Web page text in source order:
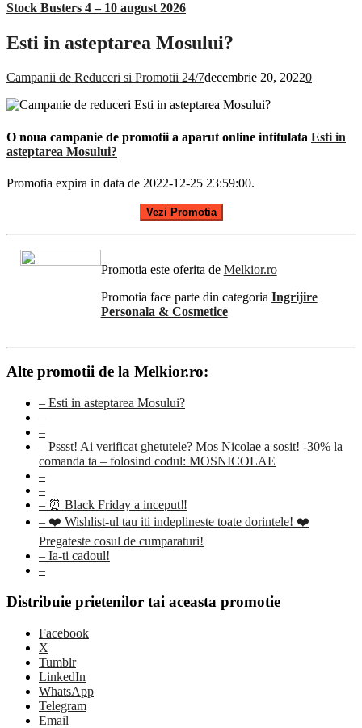
Stock Busters 4 – 10 august 2026
Esti in asteptarea Mosului?
Campanii de Reduceri si Promotii 24/7decembrie 20, 20220
O noua campanie de promotii a aparut online intitulata Esti in
asteptarea Mosului?
Promotia expira in data de 2022-12-25 23:59:00.
Vezi Promotia
Promotia este oferita de Melkior.ro
Promotia face parte din categoria Ingrijire
Personala & Cosmetice
Alte promotii de la Melkior.ro:
– Esti in asteptarea Mosului?
–
–
– Pssst! Ai verificat ghetutele? Mos Nicolae a sosit! -30% la
comanda ta – folosind codul: MOSNICOLAE
–
–
– ⏰ Black Friday a inceput‼️
– ❤️ Wishlist-ul tau iti indeplineste toate dorintele! ❤️
Pregateste cosul de cumparaturi!
– Ia-ti cadoul!
–
Distribuie prietenilor tai aceasta promotie
Facebook
X
Tumblr
LinkedIn
WhatsApp
Telegram
Email